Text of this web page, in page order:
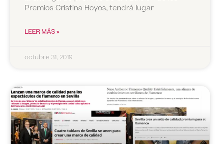
Premios Cristina Hoyos, tendrá lugar
LEER MÁS »
octubre 31, 2019